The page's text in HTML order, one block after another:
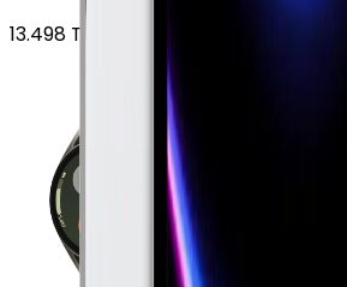
13.498 TL'den başlayan fiyatlar